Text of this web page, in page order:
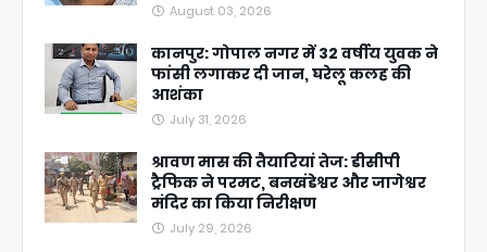
August 03, 2026
कानपुर: गोपाल नगर में 32 वर्षीय युवक ने
फांसी लगाकर दी जान, घरेलू कलह की
आशंका
July 31, 2026
श्रावण मास की तैयारियां तेज: डीसीपी
ट्रैफिक ने परमट, बनखंडेश्वर और जागेश्वर
मंदिर का किया निरीक्षण
July 29, 2026